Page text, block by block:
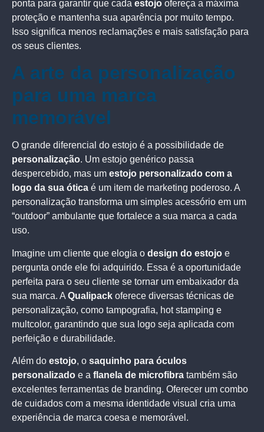
ponta para garantir que cada estojo ofereça a máxima
proteção e mantenha sua aparência por muito tempo.
Isso significa menos reclamações e mais satisfação para
os seus clientes.
A arte da personalização
para uma marca
memorável
O grande diferencial do estojo é a possibilidade de
personalização. Um estojo genérico passa
despercebido, mas um estojo personalizado com a
logo da sua ótica é um item de marketing poderoso. A
personalização transforma um simples acessório em um
“outdoor” ambulante que fortalece a sua marca a cada
uso.
Imagine um cliente que elogia o design do estojo e
pergunta onde ele foi adquirido. Essa é a oportunidade
perfeita para o seu cliente se tornar um embaixador da
sua marca. A Qualipack oferece diversas técnicas de
personalização, como tampografia, hot stamping e
multcolor, garantindo que sua logo seja aplicada com
perfeição e durabilidade.
Além do estojo, o saquinho para óculos
personalizado e a flanela de microfibra também são
excelentes ferramentas de branding. Oferecer um combo
de cuidados com a mesma identidade visual cria uma
experiência de marca coesa e memorável.